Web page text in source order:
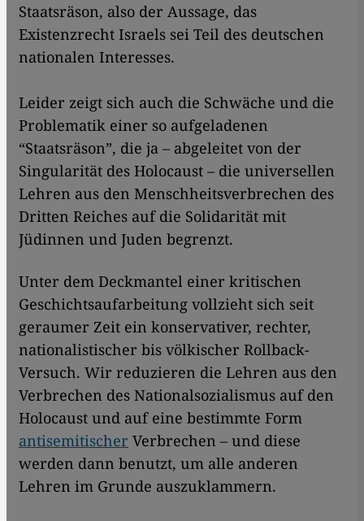
Staatsräson, also der Aussage, das
Existenzrecht Israels sei Teil des deutschen
nationalen Interesses.
Leider zeigt sich auch die Schwäche und die
Problematik einer so aufgeladenen
“Staatsräson”, die ja – abgeleitet von der
Singularität des Holocaust – die universellen
Lehren aus den Menschheitsverbrechen des
Dritten Reiches auf die Solidarität mit
Jüdinnen und Juden begrenzt.
Unter dem Deckmantel einer kritischen
Geschichtsaufarbeitung vollzieht sich seit
geraumer Zeit ein konservativer, rechter,
nationalistischer bis völkischer Rollback-
Versuch. Wir reduzieren die Lehren aus den
Verbrechen des Nationalsozialismus auf den
Holocaust und auf eine bestimmte Form
antisemitischer Verbrechen – und diese
werden dann benutzt, um alle anderen
Lehren im Grunde auszuklammern.